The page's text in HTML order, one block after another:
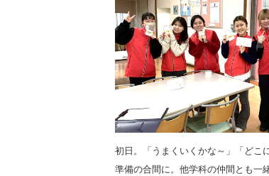
初日。「うまくいくかな～」「どこ
準備の合間に。他学科の仲間とも一